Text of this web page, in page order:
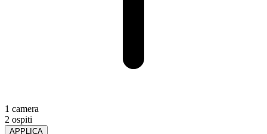
1 camera
2 ospiti
APPLICA